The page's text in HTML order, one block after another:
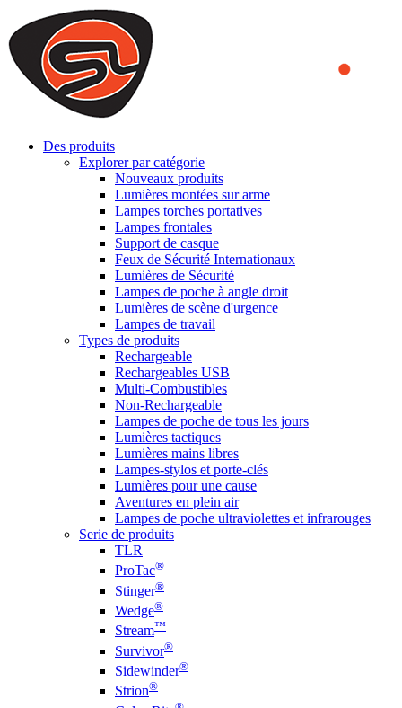
We use cookies to ensure that we provide you the best experience
on our website. By continuing to browse this website, you accept
that cookies are used to help us analyze how the website is used and
to offer you a better experience. To learn more or to find out how
you can disable cookies, you can access our
Des produits
Explorer par catégorie
Nouveaux produits
Lumières montées sur arme
Lampes torches portatives
Lampes frontales
Support de casque
Feux de Sécurité Internationaux
Lumières de Sécurité
Lampes de poche à angle droit
Lumières de scène d'urgence
Lampes de travail
Types de produits
Rechargeable
Rechargeables USB
Multi-Combustibles
Non-Rechargeable
Lampes de poche de tous les jours
Lumières tactiques
Lumières mains libres
Lampes-stylos et porte-clés
Lumières pour une cause
Aventures en plein air
Lampes de poche ultraviolettes et infrarouges
Serie de produits
TLR
ProTac®
Stinger®
Wedge®
Stream™
Survivor®
Sidewinder®
Strion®